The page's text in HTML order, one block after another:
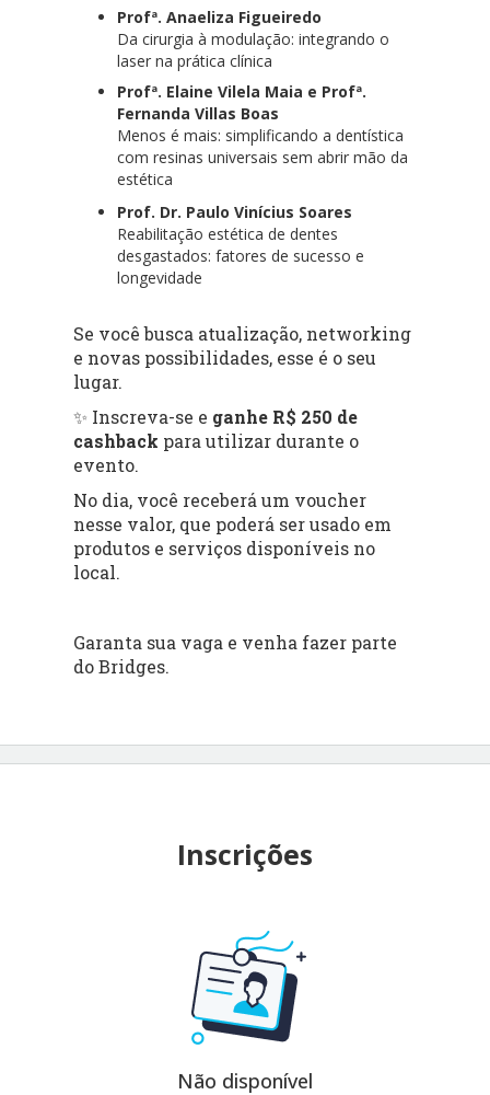
Profª. Anaeliza Figueiredo
Da cirurgia à modulação: integrando o
laser na prática clínica
Profª. Elaine Vilela Maia e Profª.
Fernanda Villas Boas
Menos é mais: simplificando a dentística
com resinas universais sem abrir mão da
estética
Prof. Dr. Paulo Vinícius Soares
Reabilitação estética de dentes
desgastados: fatores de sucesso e
longevidade
Se você busca atualização, networking
e novas possibilidades, esse é o seu
lugar.
✨ Inscreva-se e ganhe R$ 250 de
cashback para utilizar durante o
evento.
No dia, você receberá um voucher
nesse valor, que poderá ser usado em
produtos e serviços disponíveis no
local.
Garanta sua vaga e venha fazer parte
do Bridges.
Inscrições
Não disponível